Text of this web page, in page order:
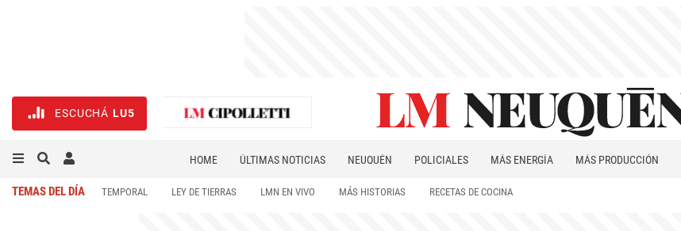
ESCUCHÁ LU5
HOME ÚLTIMAS NOTICIAS NEUQUÉN POLICIALES MÁS ENERGÍA MÁS PRODUCCIÓN
TEMAS DEL DÍA TEMPORAL LEY DE TIERRAS LMN EN VIVO MÁS HISTORIAS RECETAS DE COCINA